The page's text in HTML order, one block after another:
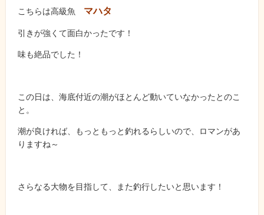
こちらは高級魚 マハタ
引きが強くて面白かったです！
味も絶品でした！
この日は、海底付近の潮がほとんど動いていなかったとのこ
と。
潮が良ければ、もっともっと釣れるらしいので、ロマンがあ
りますね～
さらなる大物を目指して、また釣行したいと思います！